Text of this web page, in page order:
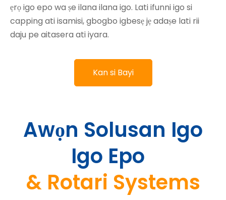
ẹrọ igo epo wa ṣe ilana ilana igo. Lati ifunni igo si
capping ati isamisi, gbogbo igbesẹ jẹ adaṣe lati rii
daju pe aitasera ati iyara.
Kan si Bayi
Awọn Solusan Igo
Igo Epo
& Rotari Systems